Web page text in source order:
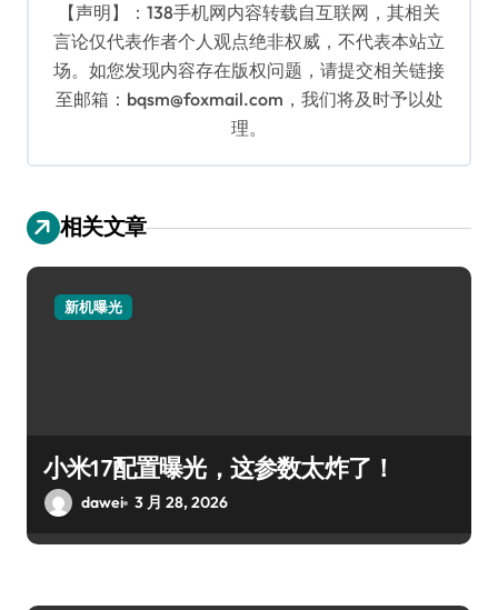
【声明】：138手机网内容转载自互联网，其相关
言论仅代表作者个人观点绝非权威，不代表本站立
场。如您发现内容存在版权问题，请提交相关链接
至邮箱：bqsm@foxmail.com，我们将及时予以处
理。
相关文章
新机曝光
小米17配置曝光，这参数太炸了！
dawei 3 月 28, 2026